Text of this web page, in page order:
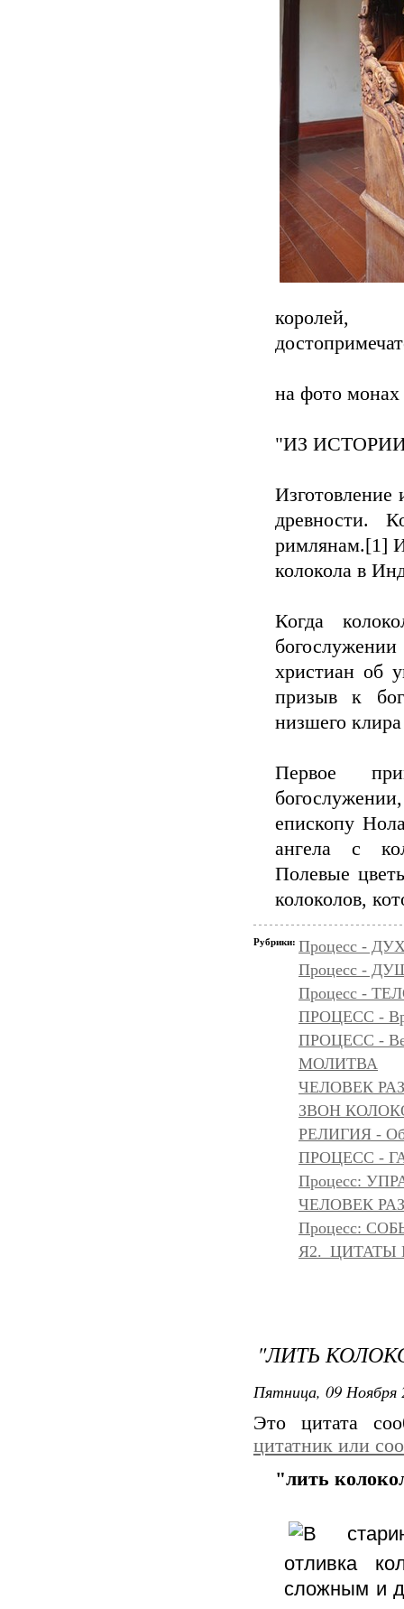
королей,
на фото
"ИЗ
Изготовление
древности.
римлянам.[1]
колокола в
Когда
христиан об
призыв к
низшего
Первое
епископу
ангела с
Полевые
колоколов,
Рубрики: Процесс -
Процесс -
Процесс -
ПРОЦЕСС -
ПРОЦЕСС -
МОЛИТВА
ЧЕЛОВЕК
ЗВОН
РЕЛИГИЯ -
ПРОЦЕСС -
Процесс:
ЧЕЛОВЕК
Процесс:
"ЛИТЬ
Пятница, 09 Ноября
Это цитата
цитатник или
"лить
отливка
сложным и